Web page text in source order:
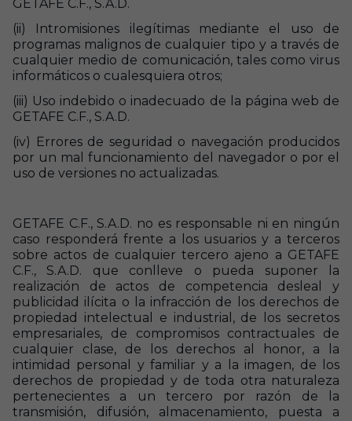
GETAFE C.F., S.A.D.
(ii) Intromisiones ilegítimas mediante el uso de
programas malignos de cualquier tipo y a través de
cualquier medio de comunicación, tales como virus
informáticos o cualesquiera otros;
(iii) Uso indebido o inadecuado de la página web de
GETAFE C.F., S.A.D.
(iv) Errores de seguridad o navegación producidos
por un mal funcionamiento del navegador o por el
uso de versiones no actualizadas.
GETAFE C.F., S.A.D. no es responsable ni en ningún
caso responderá frente a los usuarios y a terceros
sobre actos de cualquier tercero ajeno a GETAFE
C.F., S.A.D. que conlleve o pueda suponer la
realización de actos de competencia desleal y
publicidad ilícita o la infracción de los derechos de
propiedad intelectual e industrial, de los secretos
empresariales, de compromisos contractuales de
cualquier clase, de los derechos al honor, a la
intimidad personal y familiar y a la imagen, de los
derechos de propiedad y de toda otra naturaleza
pertenecientes a un tercero por razón de la
transmisión, difusión, almacenamiento, puesta a